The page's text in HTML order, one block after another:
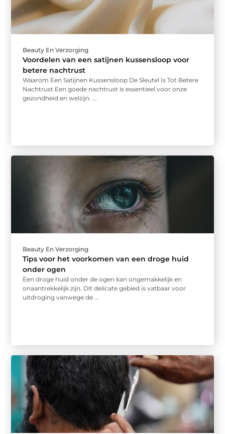
Beauty En Verzorging
Voordelen van een satijnen kussensloop voor
betere nachtrust
Waarom Een Satijnen Kussensloop De Sleutel Is Tot Betere
Nachtrust Een goede nachtrust is essentieel voor onze
gezondheid en welzijn. ...
Beauty En Verzorging
Tips voor het voorkomen van een droge huid
onder ogen
Een droge huid onder de ogen kan ongemakkelijk en
onaantrekkelijk zijn. Dit delicate gebied is vatbaar voor
uitdroging vanwege de ...